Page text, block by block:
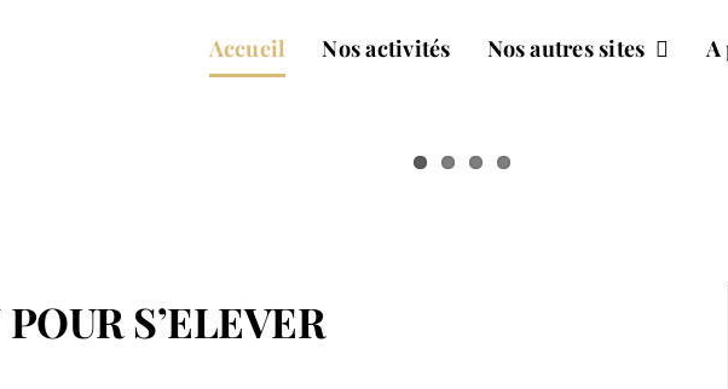
Accueil Nos activités Nos autres sites A
S’ELEVER